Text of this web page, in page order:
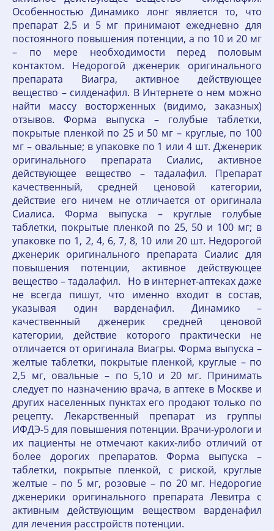
Особенностью Динамико лонг является то, что
препарат 2,5 и 5 мг принимают ежедневно для
постоянного повышения потенции, а по 10 и 20 мг
– по мере необходимости перед половым
контактом. Недорогой дженерик оригинального
препарата Виагра, активное действующее
вещество – силденафил. В Интернете о нем можно
найти массу восторженных (видимо, заказных)
отзывов. Форма выпуска – голубые таблетки,
покрытые пленкой по 25 и 50 мг – круглые, по 100
мг – овальные; в упаковке по 1 или 4 шт. Дженерик
оригинального препарата Сиалис, активное
действующее вещество – тадалафил. Препарат
качественный, средней ценовой категории,
действие его ничем не отличается от оригинала
Сиалиса. Форма выпуска – круглые голубые
таблетки, покрытые пленкой по 25, 50 и 100 мг; в
упаковке по 1, 2, 4, 6, 7, 8, 10 или 20 шт. Недорогой
дженерик оригинального препарата Сиалис для
повышения потенции, активное действующее
вещество – тадалафил. Но в интернет-аптеках даже
не всегда пишут, что именно входит в состав,
указывая один варденафил. Динамико –
качественный дженерик средней ценовой
категории, действие которого практически не
отличается от оригинала Виагры. Форма выпуска –
желтые таблетки, покрытые пленкой, круглые – по
2,5 мг, овальные – по 5,10 и 20 мг. Принимать
следует по назначению врача, в аптеке в Москве и
других населенных пунктах его продают только по
рецепту. Лекарственный препарат из группы
ИФДЭ-5 для повышения потенции. Врачи-урологи и
их пациенты не отмечают каких-либо отличий от
более дорогих препаратов. Форма выпуска –
таблетки, покрытые пленкой, с риской, круглые
желтые – по 5 мг, розовые – по 20 мг. Недорогие
дженерики оригинального препарата Левитра с
активным действующим веществом варденафил
для лечения расстройств потенции.